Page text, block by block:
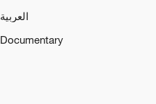
العربية
Documentary